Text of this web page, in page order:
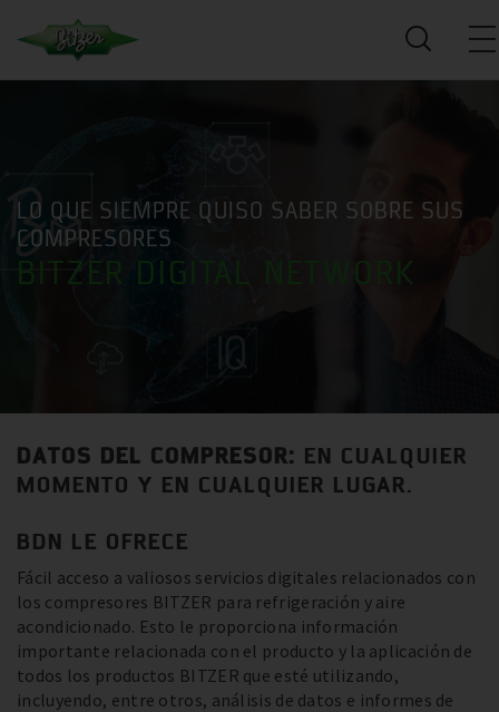
LO QUE SIEMPRE QUISO SABER SOBRE SUS
COMPRESORES
BITZER DIGITAL NETWORK
DATOS DEL COMPRESOR: EN CUALQUIER
MOMENTO Y EN CUALQUIER LUGAR.
BDN LE OFRECE
Fácil acceso a valiosos servicios digitales relacionados con
los compresores BITZER para refrigeración y aire
acondicionado. Esto le proporciona información
importante relacionada con el producto y la aplicación de
todos los productos BITZER que esté utilizando,
incluyendo, entre otros, análisis de datos e informes de